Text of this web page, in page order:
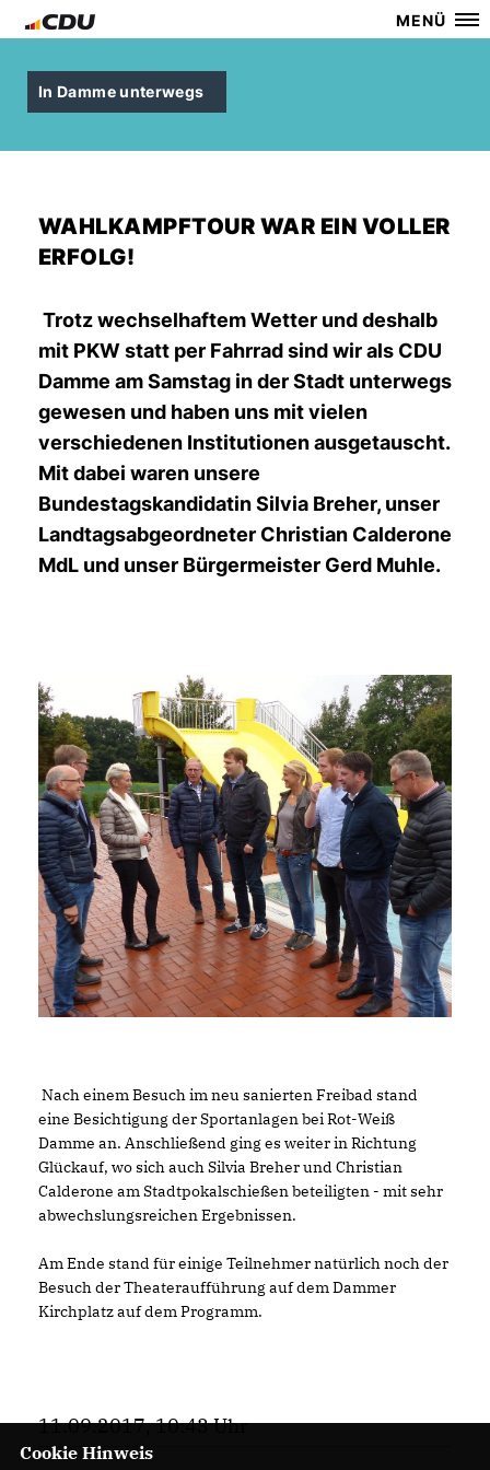
MENÜ
In Damme unterwegs
WAHLKAMPFTOUR WAR EIN VOLLER
ERFOLG!
Trotz wechselhaftem Wetter und deshalb
mit PKW statt per Fahrrad sind wir als CDU
Damme am Samstag in der Stadt unterwegs
gewesen und haben uns mit vielen
verschiedenen Institutionen ausgetauscht.
Mit dabei waren unsere
Bundestagskandidatin Silvia Breher, unser
Landtagsabgeordneter Christian Calderone
MdL und unser Bürgermeister Gerd Muhle.
Nach einem Besuch im neu sanierten Freibad stand
eine Besichtigung der Sportanlagen bei Rot-Weiß
Damme an. Anschließend ging es weiter in Richtung
Glückauf, wo sich auch Silvia Breher und Christian
Calderone am Stadtpokalschießen beteiligten - mit sehr
abwechslungsreichen Ergebnissen.
Am Ende stand für einige Teilnehmer natürlich noch der
Besuch der Theateraufführung auf dem Dammer
Kirchplatz auf dem Programm.
11.09.2017, 10:43 Uhr
Cookie Hinweis